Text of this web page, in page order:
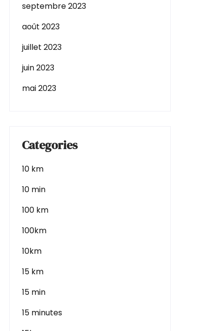
septembre 2023
août 2023
juillet 2023
juin 2023
mai 2023
Categories
10 km
10 min
100 km
100km
10km
15 km
15 min
15 minutes